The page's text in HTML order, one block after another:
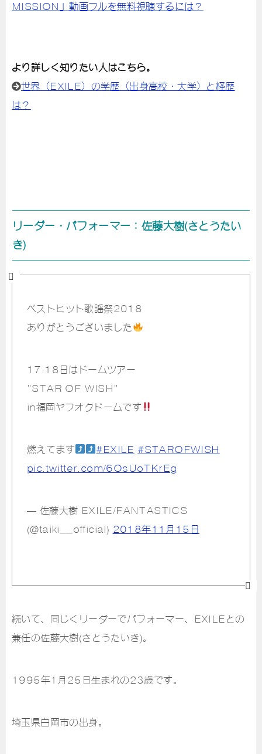
MISSION」動画フルを無料視聴するには？
より詳しく知りたい人はこちら。
世界（EXILE）の学歴（出身高校・大学）と経歴
は？
リーダー・パフォーマー：佐藤大樹(さとうたい
き)
ベストヒット歌謡祭2018
ありがとうございました
17.18日はドームツアー
"STAR OF WISH"
in福岡ヤフオクドームです
燃えてます #EXILE #STAROFWISH
pic.twitter.com/6OsUoTKrEg
— 佐藤大樹 EXILE/FANTASTICS
(@taiki__official) 2018年11月15日
続いて、同じくリーダーでパフォーマー、EXILEとの
兼任の佐藤大樹(さとうたいき)。
1995年1月25日生まれの23歳です。
埼玉県白岡市の出身。